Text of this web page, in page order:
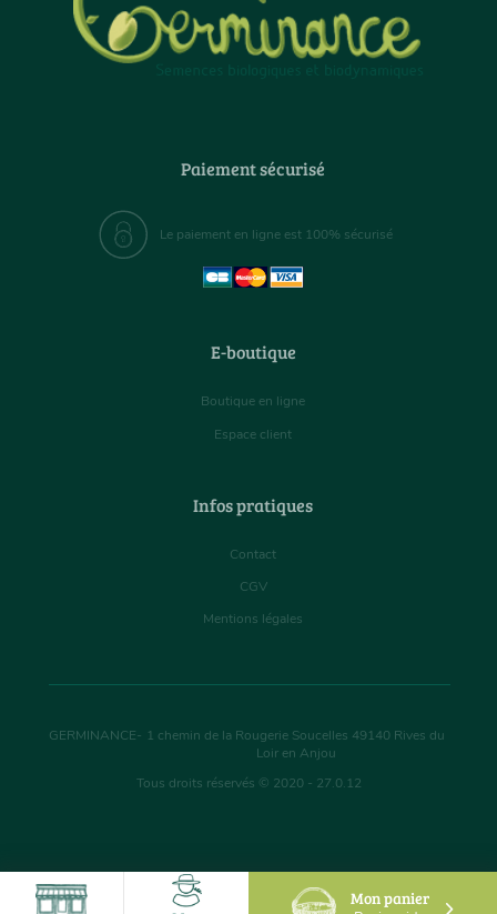
Mon panier
Paiement sécurisé
Le paiement en ligne est 100% sécurisé
E-boutique
Boutique en ligne
Espace client
Infos pratiques
Contact
CGV
Mentions légales
GERMINANCE- 1 chemin de la Rougerie Soucelles 49140 Rives du
Loir en Anjou
Tous droits réservés © 2020 - 27.0.12